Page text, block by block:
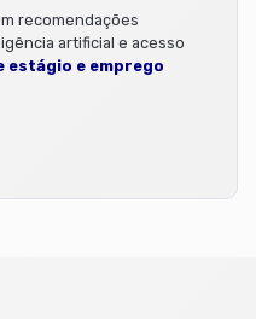
recomendações
artificial e acesso
estágio e emprego